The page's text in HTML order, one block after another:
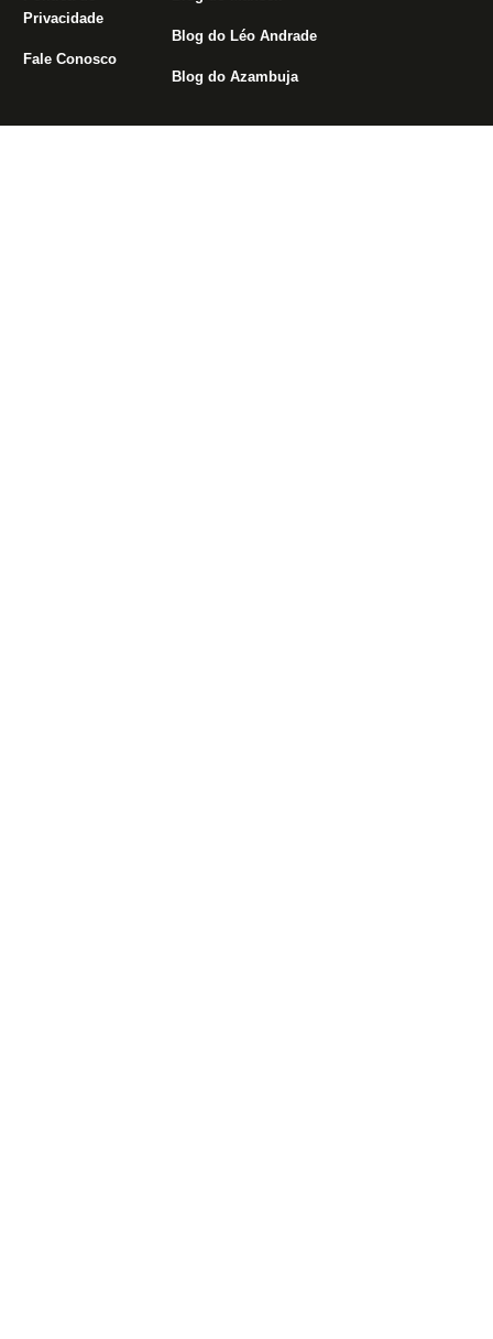
Privacidade
Fale Conosco
Blog do Léo Andrade
Blog do Azambuja